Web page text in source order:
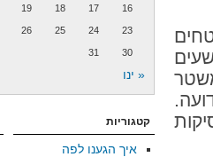
16
17
18
19
23
24
25
26
30
31
« ינו
קטגוריות
איך הגענו לפה